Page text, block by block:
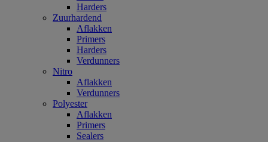
Harders
Zuurhardend
Aflakken
Primers
Harders
Verdunners
Nitro
Aflakken
Verdunners
Polyester
Aflakken
Primers
Sealers